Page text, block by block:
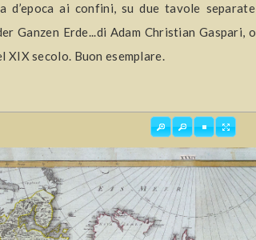
d’epoca ai confini, su due tavole
Ganzen Erde...di Adam Christian
XIX secolo. Buon esemplare.